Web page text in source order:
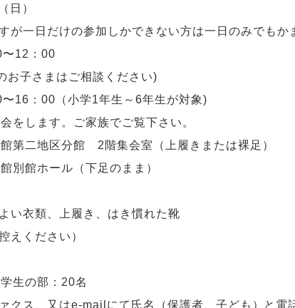
日）
が一日だけの参加しかできない方は一日のみでもか
12：00
お子さまはご相談ください)
00（小学1年生～6年生が対象)
をします。ご家族でご覧下さい。
第二地区分館 2階集会室（上履きまたは裸足）
別館ホール（下足のまま）
い衣類、上履き、はき慣れた靴
えください）
生の部：20名
クス、又はe-mailにて氏名（保護者、子ども）と電